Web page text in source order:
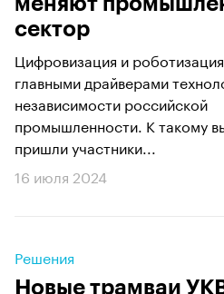
сектор
Цифровизация и
главными драйверами
независимости российской
промышленности. К такому
пришли участники...
16 июля 2024
Решения
Новые трамваи